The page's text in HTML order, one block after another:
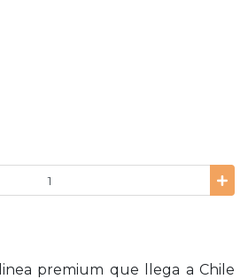
premium que llega a Chile